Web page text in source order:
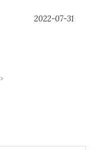
2022-07-31
›